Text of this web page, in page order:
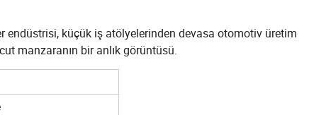
endüstrisi, küçük iş atölyelerinden devasa otomotiv üretim
manzaranın bir anlık görüntüsü.